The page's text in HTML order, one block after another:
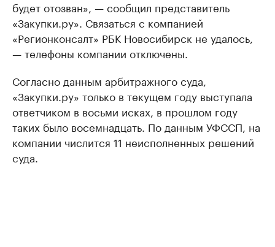
будет отозван», — сообщил представитель
«Закупки.ру». Связаться с компанией
«Регионконсалт» РБК Новосибирск не удалось,
— телефоны компании отключены.
Согласно данным арбитражного суда,
«Закупки.ру» только в текущем году выступала
ответчиком в восьми исках, в прошлом году
таких было восемнадцать. По данным УФССП, на
компании числится 11 неисполненных решений
суда.